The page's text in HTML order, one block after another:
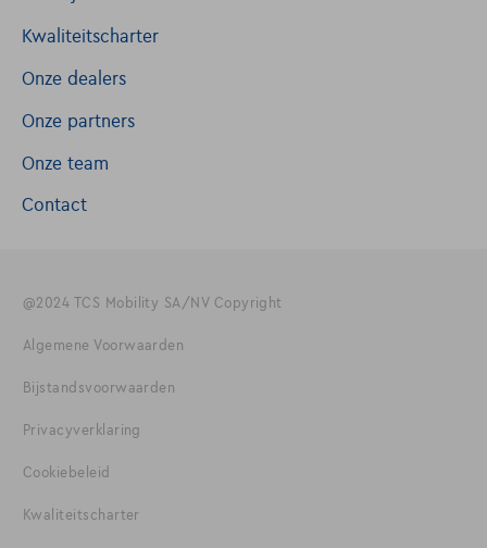
Kwaliteitscharter
Onze dealers
Onze partners
Onze team
Contact
@2024 TCS Mobility SA/NV Copyright
Algemene Voorwaarden
Bijstandsvoorwaarden
Privacyverklaring
Cookiebeleid
Kwaliteitscharter